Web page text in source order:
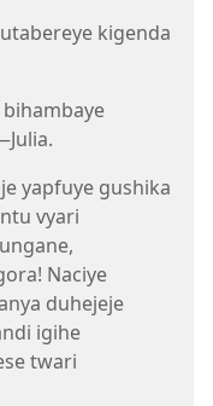
kigenda
yapfuye gushika
vyari
Naciye
duhejeje
igihe
twari